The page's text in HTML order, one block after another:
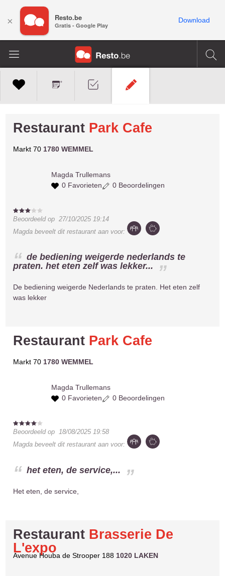
Restaurant Park Cafe
Markt 70 1780 WEMMEL
Magda Trullemans
0 Favorieten
0 Beoordelingen
Beoordeeld op27/10/2025 19:14
Magda beveelt dit restaurant aan voor:
de bediening weigerde nederlands te
praten. het eten zelf was lekker...
De bediening weigerde Nederlands te praten. Het eten zelf
was lekker
Restaurant Park Cafe
Markt 701780 WEMMEL
Magda Trullemans
0 Favorieten
0 Beoordelingen
Beoordeeld op18/08/2025 19:58
Magda beveelt dit restaurant aan voor:
het eten, de service,...
Het eten, de service,
Restaurant Brasserie De
L'expo
Avenue Houba de Strooper 188 1020 LAKEN
× Resto.be
Gratis - Google Play
Download